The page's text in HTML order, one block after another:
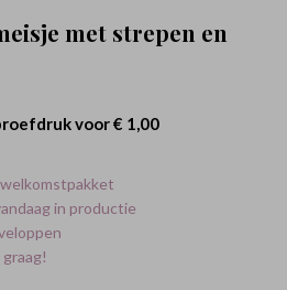
met strepen en
voor€ 1,00
welkomstpakket
in productie